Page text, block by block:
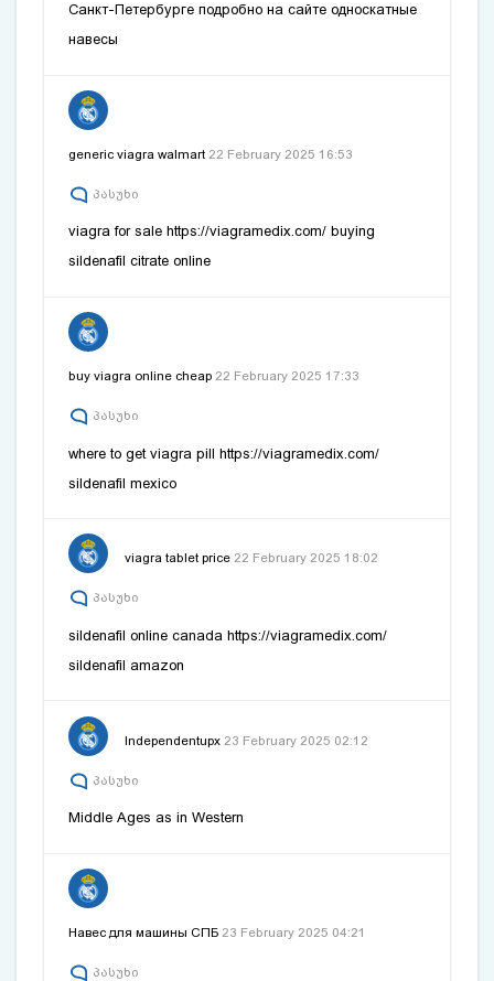
Санкт-Петербурге подробно на сайтеодноскатные
навесы
generic viagra walmart 22 February 2025 16:53
პასუხი
viagra for sale https://viagramedix.com/buying
sildenafil citrate online
buy viagra online cheap 22 February 2025 17:33
პასუხი
where to get viagra pill https://viagramedix.com/
sildenafil mexico
viagra tablet price 22 February 2025 18:02
პასუხი
sildenafil online canada https://viagramedix.com/
sildenafil amazon
Independentupx 23 February 2025 02:12
პასუხი
Middle Ages as in Western
Навес для машины СПБ 23 February 2025 04:21
პასუხი